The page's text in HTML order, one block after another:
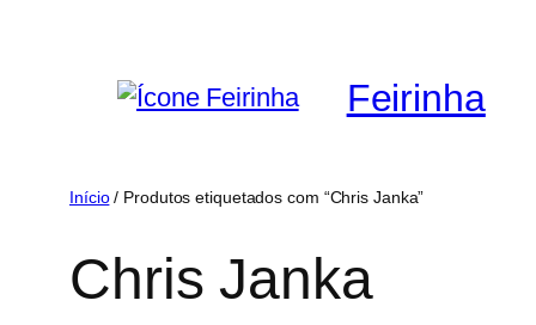
Feirinha
Início/ Produtos etiquetados com “Chris Janka”
Chris Janka